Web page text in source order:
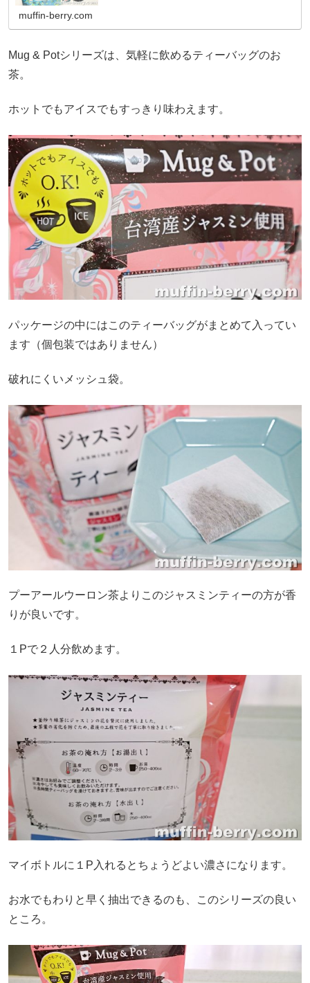
muffin-berry.com
Mug & Potシリーズは、気軽に飲めるティーバッグのお
茶。
ホットでもアイスでもすっきり味わえます。
パッケージの中にはこのティーバッグがまとめて入ってい
ます（個包装ではありません）
破れにくいメッシュ袋。
プーアールウーロン茶よりこのジャスミンティーの方が香
りが良いです。
１Pで２人分飲めます。
マイボトルに１P入れるとちょうどよい濃さになります。
お水でもわりと早く抽出できるのも、このシリーズの良い
ところ。